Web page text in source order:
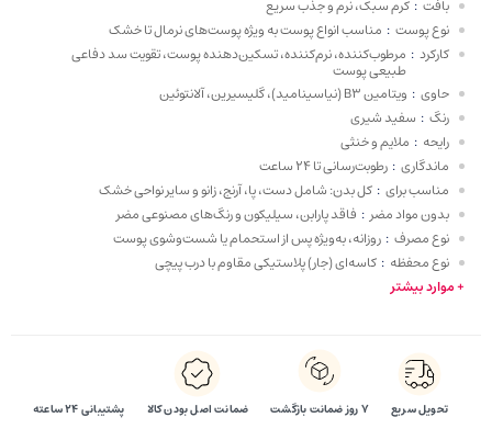
بافت : کرم سبک، نرم و جذب سریع
نوع پوست : مناسب انواع پوست به ویژه پوست‌های نرمال تا خشک
کارکرد : مرطوب‌کننده، نرم‌کننده، تسکین‌دهنده پوست، تقویت سد دفاعی
طبیعی پوست
حاوی : ویتامین B3 (نیاسینامید)، گلیسیرین، آلانتوئین
رنگ : سفید شیری
رایحه : ملایم و خنثی
ماندگاری : رطوبت‌رسانی تا 24 ساعت
مناسب برای : کل بدن: شامل دست، پا، آرنج، زانو و سایر نواحی خشک
بدون مواد مضر : فاقد پارابن، سیلیکون و رنگ‌های مصنوعی مضر
نوع مصرف : روزانه، به‌ویژه پس از استحمام یا شست‌وشوی پوست
نوع محفظه : کاسه‌ای (جار) پلاستیکی مقاوم با درب پیچی
+ موارد بیشتر
تحویل سریع ۷ روز ضمانت بازگشت ضمانت اصل بودن کالا پشتیبانی 24 ساعته